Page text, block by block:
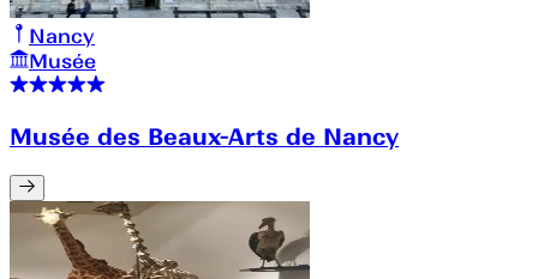
Nancy
Musée
Musée des Beaux-Arts de Nancy